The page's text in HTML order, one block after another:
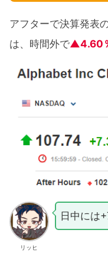
アフターで決算発表
は、時間外で▲4.60
リッヒ
日中には